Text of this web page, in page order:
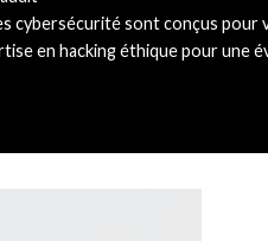
cybersécurité sont conçus
en hacking éthique pour une